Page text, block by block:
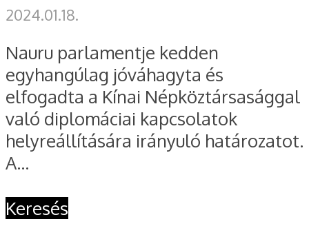
2024.01.18.
Nauru parlamentje kedden
egyhangúlag jóváhagyta és
elfogadta a Kínai Népköztársasággal
való diplomáciai kapcsolatok
helyreállítására irányuló határozatot.
A...
Keresés